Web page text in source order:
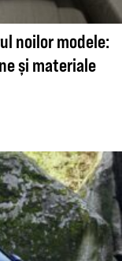
noilor modele:
și materiale